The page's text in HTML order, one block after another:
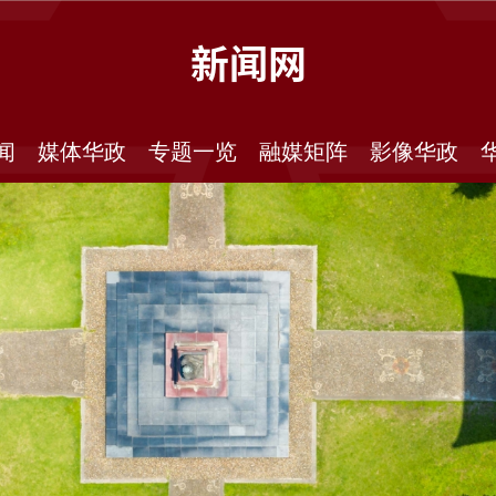
新闻网
媒体华政 专题一览 融媒矩阵 影像华政